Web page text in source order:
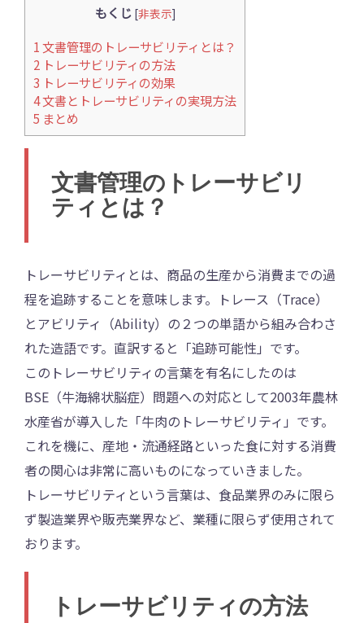
もくじ [非表示]
1文書管理のトレーサビリティとは？
2 トレーサビリティの方法
3 トレーサビリティの効果
4文書とトレーサビリティの実現方法
5 まとめ
文書管理のトレーサビリ
ティとは？
トレーサビリティとは、商品の生産から消費までの過
程を追跡することを意味します。トレース（Trace）
とアビリティ（Ability）の２つの単語から組み合わさ
れた造語です。直訳すると「追跡可能性」です。
このトレーサビリティの言葉を有名にしたのは
BSE（牛海綿状脳症）問題への対応として2003年農林
水産省が導入した「牛肉のトレーサビリティ」です。
これを機に、産地・流通経路といった食に対する消費
者の関心は非常に高いものになっていきました。
トレーサビリティという言葉は、食品業界のみに限ら
ず製造業界や販売業界など、業種に限らず使用されて
おります。
トレーサビリティの方法